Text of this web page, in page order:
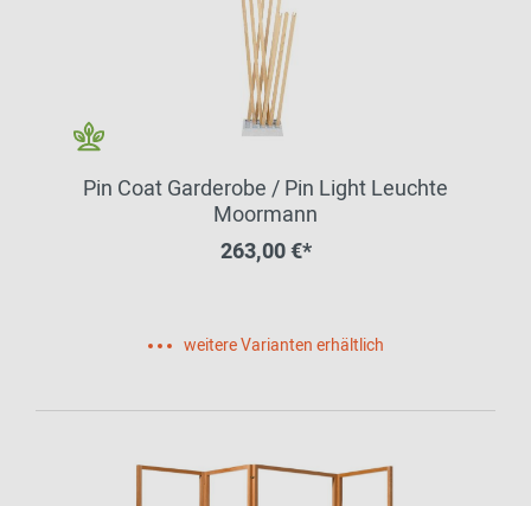
Pin Coat Garderobe / Pin Light Leuchte
Moormann
263,00 €*
weitere Varianten erhältlich